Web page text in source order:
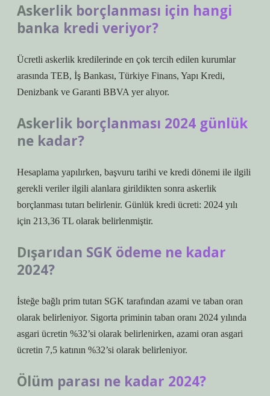
Askerlik borçlanması için hangi
banka kredi veriyor?
Ücretli askerlik kredilerinde en çok tercih edilen kurumlar
arasında TEB, İş Bankası, Türkiye Finans, Yapı Kredi,
Denizbank ve Garanti BBVA yer alıyor.
Askerlik borçlanması 2024 günlük
ne kadar?
Hesaplama yapılırken, başvuru tarihi ve kredi dönemi ile ilgili
gerekli veriler ilgili alanlara girildikten sonra askerlik
borçlanması tutarı belirlenir. Günlük kredi ücreti: 2024 yılı
için 213,36 TL olarak belirlenmiştir.
Dışarıdan SGK ödeme ne kadar
2024?
İsteğe bağlı prim tutarı SGK tarafından azami ve taban oran
olarak belirleniyor. Sigorta priminin taban oranı 2024 yılında
asgari ücretin %32’si olarak belirlenirken, azami oran asgari
ücretin 7,5 katının %32’si olarak belirleniyor.
Ölüm parası ne kadar 2024?